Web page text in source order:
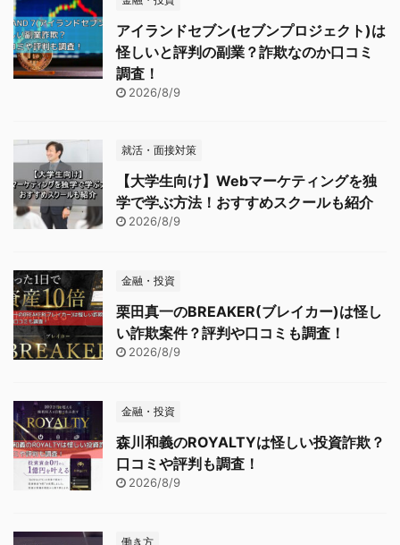
アイランドセブン(セブンプロジェクト)は
怪しいと評判の副業？詐欺なのか口コミ
調査！
2026/8/9
就活・面接対策
【大学生向け】Webマーケティングを独
学で学ぶ方法！おすすめスクールも紹介
2026/8/9
金融・投資
栗田真一のBREAKER(ブレイカー)は怪し
い詐欺案件？評判や口コミも調査！
2026/8/9
金融・投資
森川和義のROYALTYは怪しい投資詐欺？
口コミや評判も調査！
2026/8/9
働き方